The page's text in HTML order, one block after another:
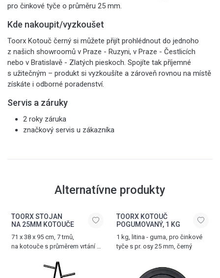
pro činkové tyče o průměru 25 mm.
Kde nakoupit/vyzkoušet
Toorx Kotouč černý si můžete přijít prohlédnout do jednoho
z našich showroomů v Praze - Ruzyni, v Praze - Čestlicích
nebo v Bratislavě - Zlatých pieskoch. Spojíte tak příjemné
s užitečným – produkt si vyzkoušíte a zároveň rovnou na místě
získáte i odborné poradenství.
Servis a záruky
2 roky záruka
značkový servis u zákazníka
Alternatívne produkty
TOORX STOJAN
NA 25MM KOTOUČE
71 x 38 x 95 cm, 7 trnů,
na kotouče s průměrem vrtání 25
TOORX KOTOUČ
POGUMOVANÝ, 1 KG
1 kg, litina - guma, pro činkové
tyče s pr. osy 25 mm, černý